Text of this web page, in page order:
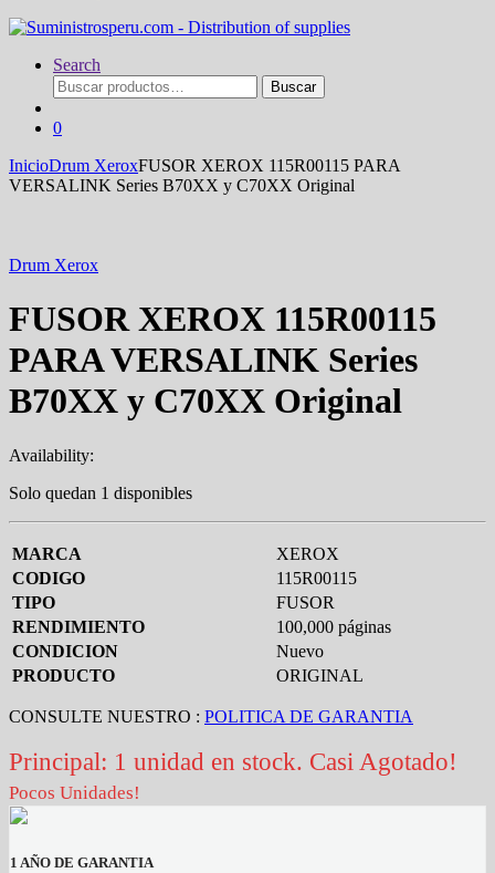
Search
Buscar
por:
Buscar
0
InicioDrum XeroxFUSOR XEROX 115R00115 PARA
VERSALINK Series B70XX y C70XX Original
Drum Xerox
FUSOR XEROX 115R00115
PARA VERSALINK Series
B70XX y C70XX Original
Availability:
Solo quedan 1 disponibles
MARCA
XEROX
CODIGO
115R00115
TIPO
FUSOR
RENDIMIENTO
100,000 páginas
CONDICION
Nuevo
PRODUCTO
ORIGINAL
CONSULTE NUESTRO : POLITICA DE GARANTIA
Principal: 1 unidad en stock. Casi Agotado!
Pocos Unidades!
1 AÑO DE GARANTIA